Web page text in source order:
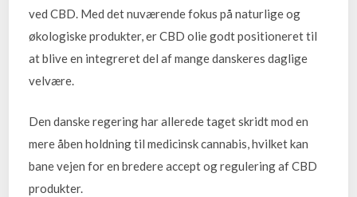
ved CBD. Med det nuværende fokus på naturlige og
økologiske produkter, er CBD olie godt positioneret til
at blive en integreret del af mange danskeres daglige
velvære.
Den danske regering har allerede taget skridt mod en
mere åben holdning til medicinsk cannabis, hvilket kan
bane vejen for en bredere accept og regulering af CBD
produkter.